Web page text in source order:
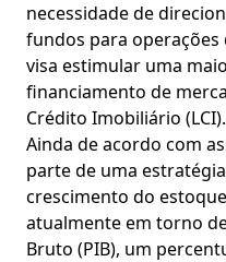
necessidade de
fundos para operações
visa estimular uma
financiamento de
Crédito Imobiliário (LCI).
Ainda de acordo com
parte de uma
crescimento do
atualmente em torno
Bruto (PIB), um